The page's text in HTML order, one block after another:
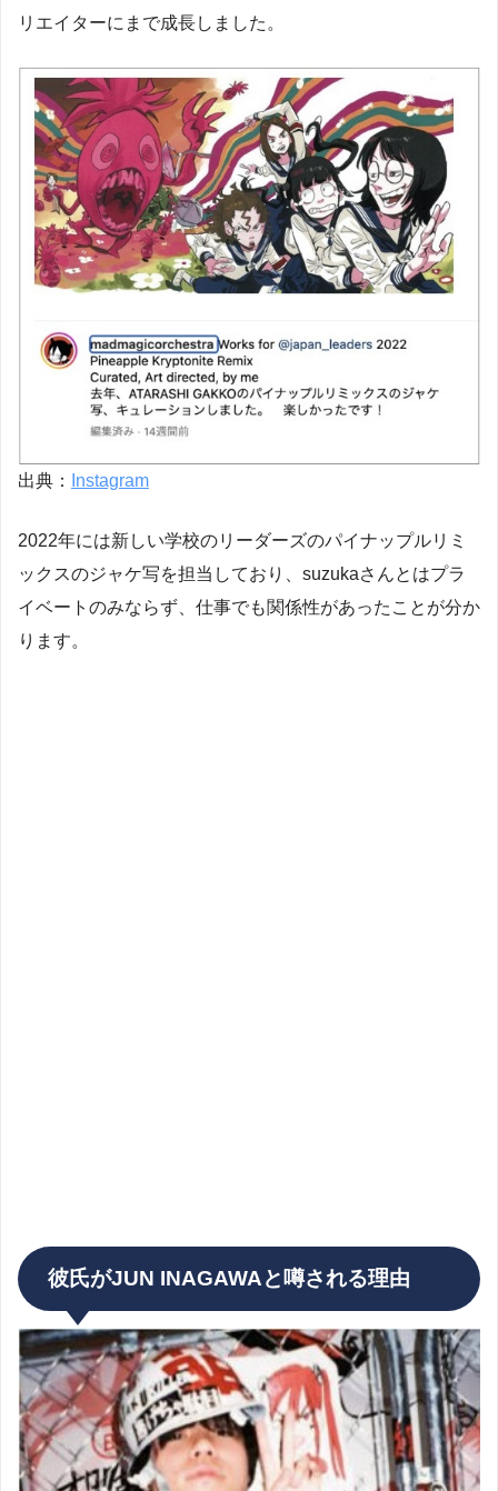
リエイターにまで成長しました。
出典： Instagram
2022年には新しい学校のリーダーズのパイナップルリミ
ックスのジャケ写を担当しており、suzukaさんとはプラ
イベートのみならず、仕事でも関係性があったことが分か
ります。
彼氏がJUN INAGAWAと噂される理由